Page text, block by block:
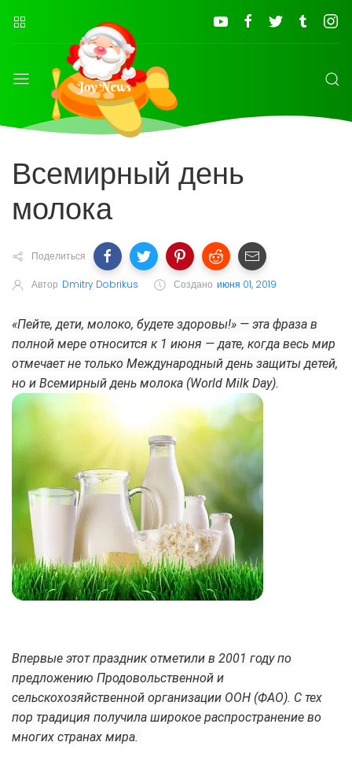
Всемирный день
молока
Поделиться
Автор Dmitry Dobrikus Создано июня 01, 2019
«Пейте, дети, молоко, будете здоровы!» — эта фраза в
полной мере относится к 1 июня — дате, когда весь мир
отмечает не только Международный день защиты детей,
но и Всемирный день молока (World Milk Day).
Впервые этот праздник отметили в 2001 году по
предложению Продовольственной и
сельскохозяйственной организации ООН (ФАО). С тех
пор традиция получила широкое распространение во
многих странах мира.